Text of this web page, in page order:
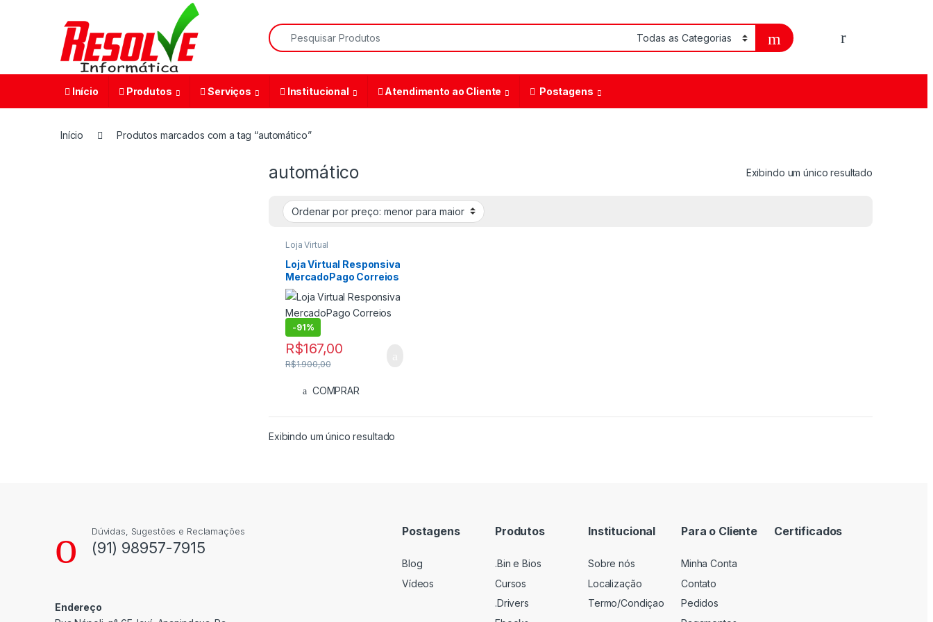
Início Produtos Serviços Institucional Atendimento ao Cliente Postagens
Início Produtos marcados com a tag “automático”
automático Exibindo um único resultado
Loja Virtual
Loja Virtual Responsiva
MercadoPago Correios
Php
-91%
R$167,00
R$1.900,00
COMPRAR
Exibindo um único resultado
Dúvidas, Sugestões e Reclamações
(91) 98957-7915
Endereço
Postagens
Blog
Vídeos
Produtos
.Bin e Bios
Cursos
.Drivers
Institucional
Sobre nós
Localização
Termo/Condiçao
Para o Cliente
Minha Conta
Contato
Pedidos
Certificados